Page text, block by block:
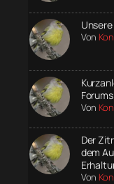
Von
Forums
Von
Der
dem
Von